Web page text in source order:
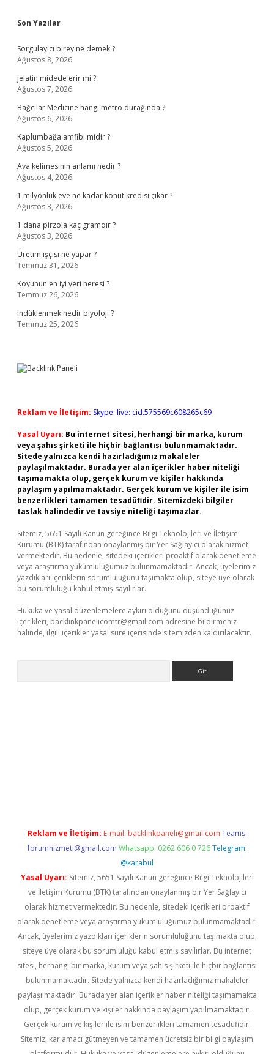
Sidebar
Son Yazılar
Sorgulayıcı birey ne demek ?
Ağustos 8, 2026
Jelatin midede erir mi ?
Ağustos 7, 2026
Bağcılar Medicine hangi metro durağında ?
Ağustos 6, 2026
Kaplumbağa amfibi midir ?
Ağustos 5, 2026
Ava kelimesinin anlamı nedir ?
Ağustos 4, 2026
1 milyonluk eve ne kadar konut kredisi çıkar ?
Ağustos 3, 2026
1 dana pirzola kaç gramdır ?
Ağustos 3, 2026
Üretim işçisi ne yapar ?
Temmuz 31, 2026
Koyunun en iyi yeri neresi ?
Temmuz 26, 2026
Indüklenmek nedir biyoloji ?
Temmuz 25, 2026
Reklam ve İletişim: Skype: live:.cid.575569c608265c69
Yasal Uyarı: Bu internet sitesi, herhangi bir marka, kurum
veya şahıs şirketi ile hiçbir bağlantısı bulunmamaktadır.
Sitede yalnızca kendi hazırladığımız makaleler
paylaşılmaktadır. Burada yer alan içerikler haber niteliği
taşımamakta olup, gerçek kurum ve kişiler hakkında
paylaşım yapılmamaktadır. Gerçek kurum ve kişiler ile isim
benzerlikleri tamamen tesadüfidir. Sitemizdeki bilgiler
taslak halindedir ve tavsiye niteliği taşımazlar.
Sitemiz, 5651 Sayılı Kanun gereğince Bilgi Teknolojileri ve İletişim
Kurumu (BTK) tarafından onaylanmış bir Yer Sağlayıcı olarak hizmet
vermektedir. Bu nedenle, sitedeki içerikleri proaktif olarak denetleme
veya araştırma yükümlülüğümüz bulunmamaktadır. Ancak, üyelerimiz
yazdıkları içeriklerin sorumluluğunu taşımakta olup, siteye üye olarak
bu sorumluluğu kabul etmiş sayılırlar.
Hukuka ve yasal düzenlemelere aykırı olduğunu düşündüğünüz
içerikleri, backlinkpanelicomtr@gmail.com adresine bildirmeniz
halinde, ilgili içerikler yasal süre içerisinde sitemizden kaldırılacaktır.
Reklam ve İletişim: E-mail: backlinkpaneli@gmail.com Teams:
forumhizmeti@gmail.com Whatsapp: 0262 606 0 726 Telegram:
@karabul
Yasal Uyarı: Sitemiz, 5651 Sayılı Kanun gereğince Bilgi Teknolojileri
ve İletişim Kurumu (BTK) tarafından onaylanmış bir Yer Sağlayıcı
olarak hizmet vermektedir. Bu nedenle, sitedeki içerikleri proaktif
olarak denetleme veya araştırma yükümlülüğümüz bulunmamaktadır.
Ancak, üyelerimiz yazdıkları içeriklerin sorumluluğunu taşımakta olup,
siteye üye olarak bu sorumluluğu kabul etmiş sayılırlar. Bu internet
sitesi, herhangi bir marka, kurum veya şahıs şirketi ile hiçbir bağlantısı
bulunmamaktadır. Sitede yalnızca kendi hazırladığımız makaleler
paylaşılmaktadır. Burada yer alan içerikler haber niteliği taşımamakta
olup, gerçek kurum ve kişiler hakkında paylaşım yapılmamaktadır.
Gerçek kurum ve kişiler ile isim benzerlikleri tamamen tesadüfidir.
Sitemiz, kar amacı gütmeyen ve tamamen ücretsiz bir bilgi paylaşım